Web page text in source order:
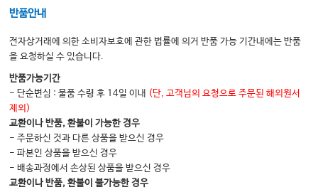
반품안내
전자상거래에 의한 소비자보호에 관한 법률에 의거 반품 가능 기간내에는 반품
을 요청하실 수 있습니다.
반품가능기간
- 단순변심 : 물품 수령 후 14일 이내 (단, 고객님의 요청으로 주문된 해외원서
제외)
교환이나 반품, 환불이 가능한 경우
- 주문하신 것과 다른 상품을 받으신 경우
- 파본인 상품을 받으신 경우
- 배송과정에서 손상된 상품을 받으신 경우
교환이나 반품, 환불이 불가능한 경우